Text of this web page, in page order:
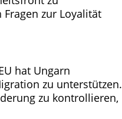
zur Loyalität
hat Ungarn
zu unterstützen.
zu kontrollieren,